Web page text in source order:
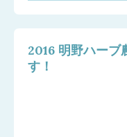
2016 明野ハーブ
す！